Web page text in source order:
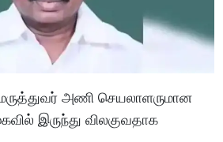
அணி செயலாளருமான
இருந்து விலகுவதாக